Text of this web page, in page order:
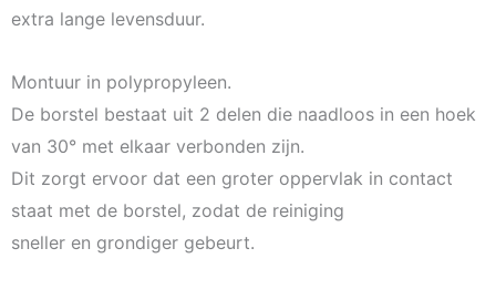
extra lange levensduur.
Montuur in polypropyleen.
De borstel bestaat uit 2 delen die naadloos in een hoek
van 30° met elkaar verbonden zijn.
Dit zorgt ervoor dat een groter oppervlak in contact
staat met de borstel, zodat de reiniging
sneller en grondiger gebeurt.